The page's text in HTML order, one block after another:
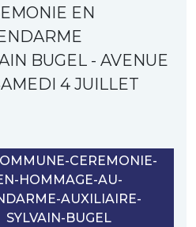
EN
BUGEL - AVENUE
4 JUILLET
CEREMONIE-
HOMMAGE-AU-
AUXILIAIRE-
SYLVAIN-BUGEL